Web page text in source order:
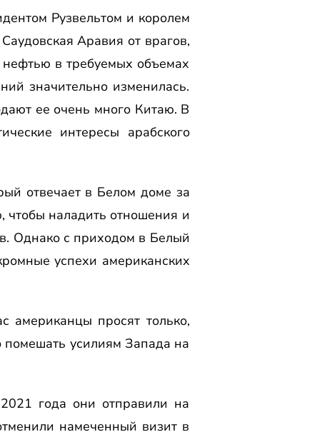
Рузвельтом и королем
Аравия от врагов,
нефтью в требуемых объемах
значительно изменилась.
ее очень много Китаю. В
интересы арабского
отвечает в Белом доме за
наладить отношения и
Однако с приходом в Белый
успехи американских
американцы просят только,
помешать усилиям Запада на
года они отправили на
намеченный визит в